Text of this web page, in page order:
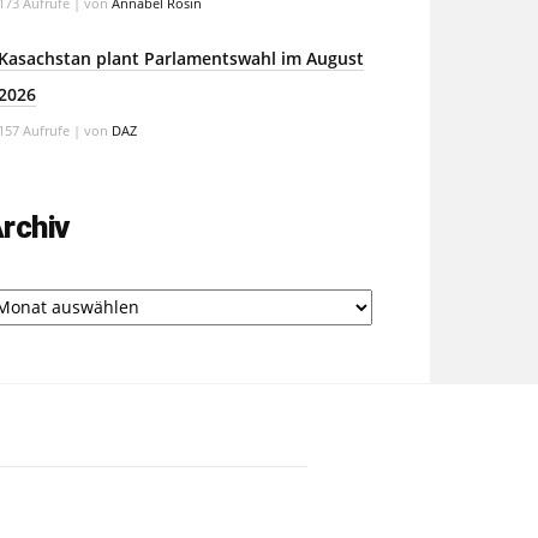
plant Parlamentswahl im August
Aufrufe | von DAZ